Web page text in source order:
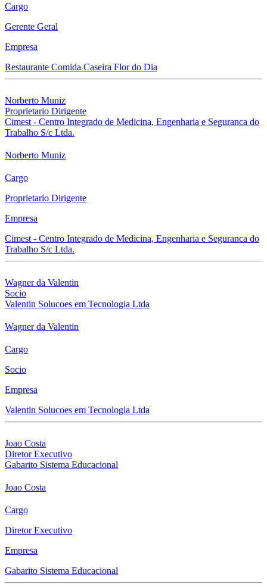
Cargo
Gerente Geral
Empresa
Restaurante Comida Caseira Flor do Dia
Norberto Muniz
Proprietario Dirigente
Cimest - Centro Integrado de Medicina, Engenharia e Seguranca do
Trabalho S/c Ltda.
Norberto Muniz
Cargo
Proprietario Dirigente
Empresa
Cimest - Centro Integrado de Medicina, Engenharia e Seguranca do
Trabalho S/c Ltda.
Wagner da Valentin
Socio
Valentin Solucoes em Tecnologia Ltda
Wagner da Valentin
Cargo
Socio
Empresa
Valentin Solucoes em Tecnologia Ltda
Joao Costa
Diretor Executivo
Gabarito Sistema Educacional
Joao Costa
Cargo
Diretor Executivo
Empresa
Gabarito Sistema Educacional